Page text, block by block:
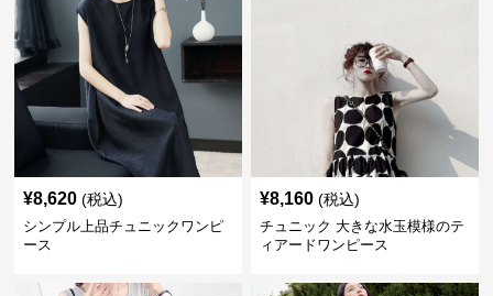
¥8,620 (税込)
シンプル上品チュニックワンピ
ース
¥8,160 (税込)
チュニック 大きな水玉模様のテ
ィアードワンピース